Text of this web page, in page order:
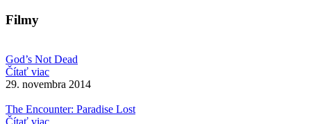
Filmy
God’s Not Dead
Čítať viac
29. novembra 2014
The Encounter: Paradise Lost
Čítať viac